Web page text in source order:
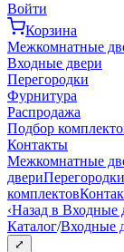
Войти
Корзина
Межкомнатные
Входные двери
Перегородки
Фурнитура
Распродажа
Подбор
Контакты
Межкомнатные
двериПерегородки
комплектов
‹Назад в Входные
Каталог/Входные
⤢